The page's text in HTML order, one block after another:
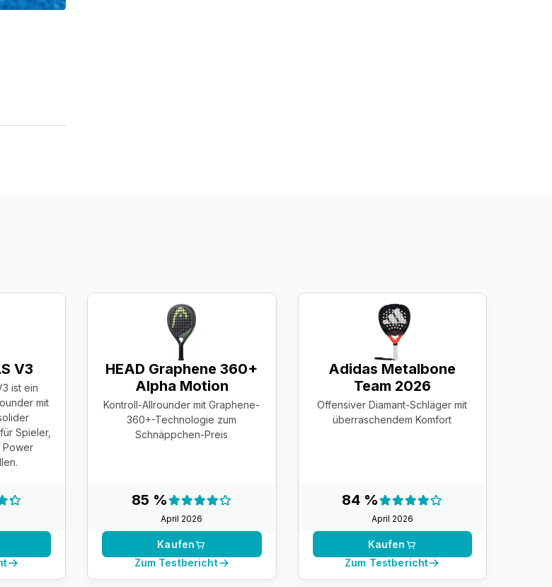
V3
ist ein
mit
Spieler,
Power
HEAD Graphene 360+
Alpha Motion
Kontroll-Allrounder mit Graphene-
360+-Technologie zum
Schnäppchen-Preis
85 %
April 2026
Testergebnis:
85 %
Kaufen
Zum Testbericht
Adidas Metalbone
Team 2026
Offensiver Diamant-Schläger mit
überraschendem Komfort
84 %
April 2026
Testergebnis:
84 %
Kaufen
Zum Testbericht